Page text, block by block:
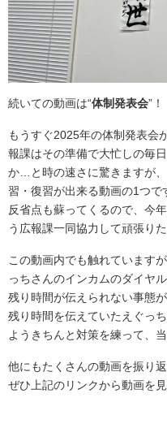
続いての動画は“体制発表会”！
もうすぐ2025年の体制発表会
報課はその準備で大忙しの毎
か…と時の速さに驚きますが
習・復習が出来る動画の1つ
反省点も蘇ってくるので、今
う広報課一同協力して頑張り
この動画内でも触れています
っちさんのインカムのダイヤ
残り時間が伝えられない事態
残り時間を伝えていたえぐっ
ようきちんと対策を練って、
他にもたくさんの動画を振り
ぜひ上記のリンクから動画を